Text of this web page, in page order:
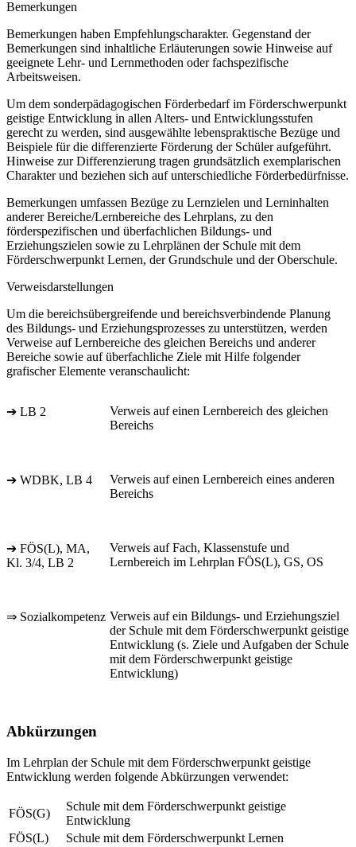
Bemerkungen
Bemerkungen haben Empfehlungscharakter. Gegenstand der
Bemerkungen sind inhaltliche Erläuterungen sowie Hinweise auf
geeignete Lehr- und Lernmethoden oder fachspezifische
Arbeitsweisen.
Um dem sonderpädagogischen Förderbedarf im Förderschwerpunkt
geistige Entwicklung in allen Alters- und Entwicklungsstufen
gerecht zu werden, sind ausgewählte lebenspraktische Bezüge und
Beispiele für die differenzierte Förderung der Schüler aufgeführt.
Hinweise zur Differenzierung tragen grundsätzlich exemplarischen
Charakter und beziehen sich auf unterschiedliche Förderbedürfnisse.
Bemerkungen umfassen Bezüge zu Lernzielen und Lerninhalten
anderer Bereiche/Lernbereiche des Lehrplans, zu den
förderspezifischen und überfachlichen Bildungs- und
Erziehungszielen sowie zu Lehrplänen der Schule mit dem
Förderschwerpunkt Lernen, der Grundschule und der Oberschule.
Verweisdarstellungen
Um die bereichsübergreifende und bereichsverbindende Planung
des Bildungs- und Erziehungsprozesses zu unterstützen, werden
Verweise auf Lernbereiche des gleichen Bereichs und anderer
Bereiche sowie auf überfachliche Ziele mit Hilfe folgender
grafischer Elemente veranschaulicht:
➔ LB 2
Verweis auf einen Lernbereich des gleichen
Bereichs
➔ WDBK, LB 4
Verweis auf einen Lernbereich eines anderen
Bereichs
➔ FÖS(L), MA,
Kl. 3/4, LB 2
Verweis auf Fach, Klassenstufe und
Lernbereich im Lehrplan FÖS(L), GS, OS
⇒ Sozialkompetenz Verweis auf ein Bildungs- und Erziehungsziel
der Schule mit dem Förderschwerpunkt geistige
Entwicklung (s. Ziele und Aufgaben der Schule
mit dem Förderschwerpunkt geistige
Entwicklung)
Abkürzungen
Im Lehrplan der Schule mit dem Förderschwerpunkt geistige
Entwicklung werden folgende Abkürzungen verwendet:
FÖS(G)
Schule mit dem Förderschwerpunkt geistige
Entwicklung
FÖS(L)
Schule mit dem Förderschwerpunkt Lernen